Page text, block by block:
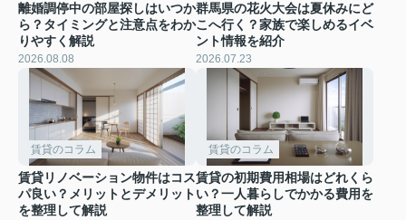
離婚調停中の部屋探しはいつか
ら？タイミングと注意点をわか
りやすく解説
2026.08.08
群馬県の花火大会は夏休みにど
こへ行く？家族で楽しめるイベ
ント情報を紹介
2026.07.23
賃貸のコラム
賃貸リノベーション物件はコス
パ良い？メリットとデメリット
を整理して解説
賃貸のコラム
賃貸の初期費用相場はどれくら
い？一人暮らしでかかる費用を
整理して解説